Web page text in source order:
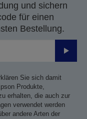
und sichern
für einen
Bestellung.
Sie sich damit
Produkte,
erhalten, die auch zur
verwendet werden
andere Arten der